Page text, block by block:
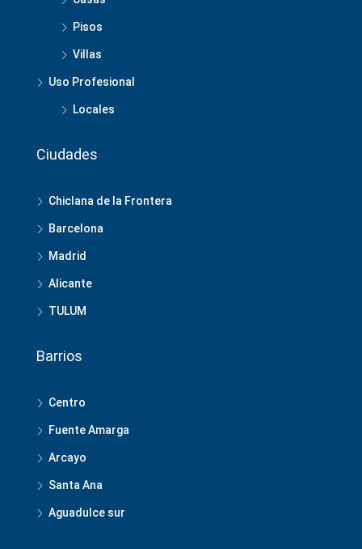
Pisos
Villas
Uso Profesional
Locales
Ciudades
Chiclana de la Frontera
Barcelona
Madrid
Alicante
TULUM
Barrios
Centro
Fuente Amarga
Arcayo
Santa Ana
Aguadulce sur